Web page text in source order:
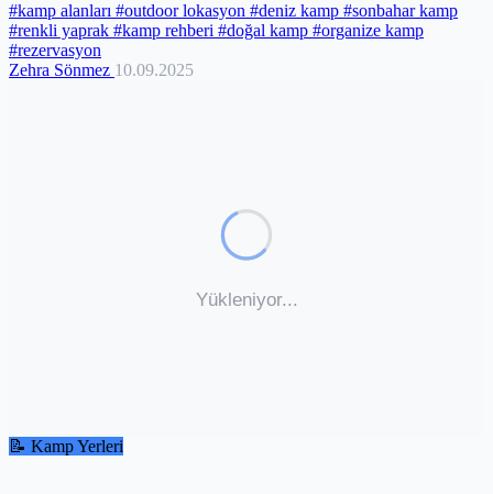
#kamp alanları #outdoor lokasyon #deniz kamp #sonbahar kamp
#renkli yaprak #kamp rehberi #doğal kamp #organize kamp
#rezervasyon
Zehra Sönmez 10.09.2025